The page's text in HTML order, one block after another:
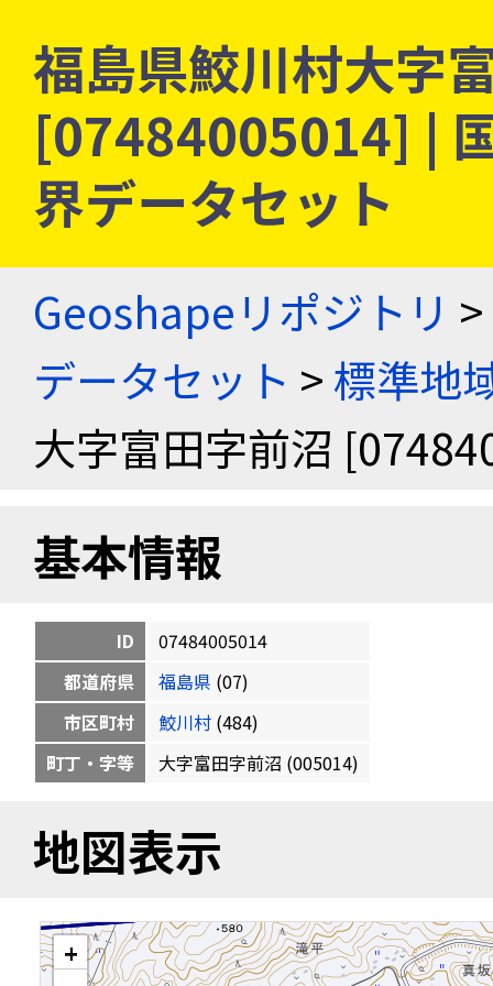
福島県鮫川村大字
[07484005014] |
界データセット
Geoshapeリポジトリ >
データセット >標準地
大字富田字前沼
基本情報
ID
07484005014
都道府県
福島県 (07)
市区町村
鮫川村 (484)
町丁・字等
大字富田字前沼 (005014)
地図表示
+